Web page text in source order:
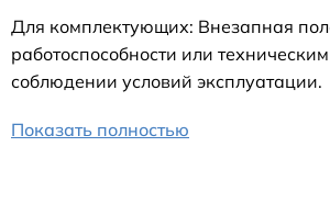
Для комплектующих: Внезапная
работоспособности или
соблюдении условий эксплуатации.
Показать полностью